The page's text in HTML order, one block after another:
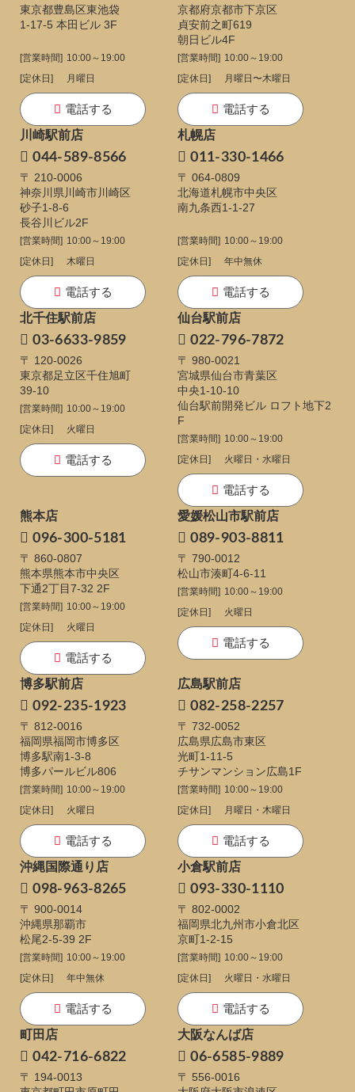
東京都豊島区東池袋
1-17-5 本田ビル 3F
[営業時間] 10:00～19:00
[定休日]
月曜日
電話する
京都府京都市下京区
貞安前之町619
朝日ビル4F
[営業時間] 10:00～19:00
[定休日]
月曜日〜木曜日
電話する
川崎駅前店
044-589-8566
〒 210-0006
神奈川県川崎市川崎区
砂子1-8-6
長谷川ビル2F
[営業時間] 10:00～19:00
[定休日]
木曜日
電話する
札幌店
011-330-1466
〒 064-0809
北海道札幌市中央区
南九条西1-1-27
[営業時間] 10:00～19:00
[定休日]
年中無休
電話する
北千住駅前店
03-6633-9859
〒 120-0026
東京都足立区千住旭町
39-10
[営業時間] 10:00～19:00
[定休日]
火曜日
電話する
仙台駅前店
022-796-7872
〒 980-0021
宮城県仙台市青葉区
中央1-10-10
仙台駅前開発ビル ロフト地下2
F
[営業時間] 10:00～19:00
[定休日]
火曜日・水曜日
電話する
熊本店
096-300-5181
〒 860-0807
熊本県熊本市中央区
下通2丁目7-32 2F
[営業時間] 10:00～19:00
[定休日]
火曜日
電話する
愛媛松山市駅前店
089-903-8811
〒 790-0012
松山市湊町4-6-11
[営業時間] 10:00～19:00
[定休日]
火曜日
電話する
博多駅前店
092-235-1923
〒 812-0016
福岡県福岡市博多区
博多駅南1-3-8
博多パールビル806
[営業時間] 10:00～19:00
[定休日]
火曜日
電話する
広島駅前店
082-258-2257
〒 732-0052
広島県広島市東区
光町1-11-5
チサンマンション広島1F
[営業時間] 10:00～19:00
[定休日]
月曜日・木曜日
電話する
沖縄国際通り店
098-963-8265
〒 900-0014
沖縄県那覇市
松尾2-5-39 2F
[営業時間] 10:00～19:00
[定休日]
年中無休
電話する
小倉駅前店
093-330-1110
〒 802-0002
福岡県北九州市小倉北区
京町1-2-15
[営業時間] 10:00～19:00
[定休日]
火曜日・水曜日
電話する
町田店
042-716-6822
〒 194-0013
大阪なんば店
06-6585-9889
〒 556-0016